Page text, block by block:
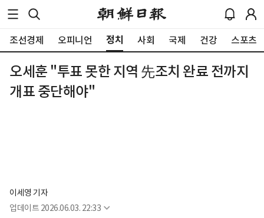
조선경제 오피니언 정치 사회 국제 건강 스포츠
오세훈 "투표 못한 지역 先조치 완료 전까지
개표 중단해야"
이세영 기자
업데이트 2026.06.03. 22:33